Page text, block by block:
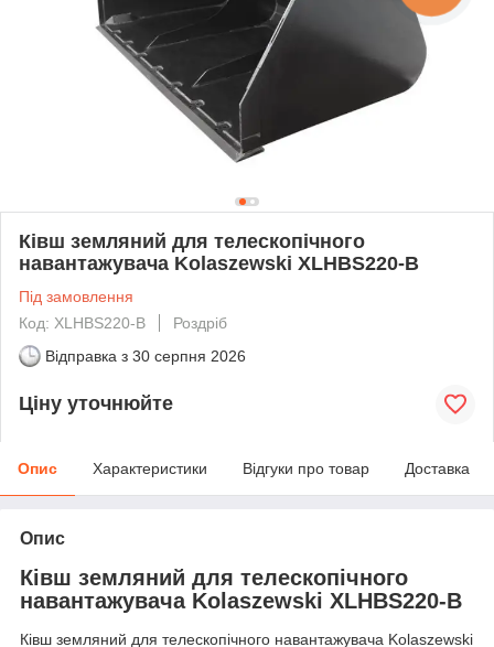
Ківш земляний для телескопічного
навантажувача Kolaszewski XLHBS220-B
Під замовлення
Код: XLHBS220-B
Роздріб
Відправка з 30 серпня 2026
Ціну уточнюйте
Опис Характеристики Відгуки про товар Доставка
Опис
Ківш земляний для телескопічного
навантажувача Kolaszewski XLHBS220-B
Ківш земляний для телескопічного навантажувача Kolaszewski